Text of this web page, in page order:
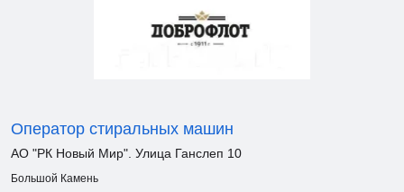
Оператор стиральных машин
АО "РК Новый Мир". Улица Ганслеп 10
Большой Камень